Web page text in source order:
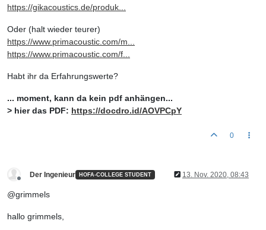
https://gikacoustics.de/produk...
Oder (halt wieder teurer)
https://www.primacoustic.com/m...
https://www.primacoustic.com/f...
Habt ihr da Erfahrungswerte?
... moment, kann da kein pdf anhängen...
> hier das PDF: https://docdro.id/AOVPCpY
0
Offline
Der Ingenieur HOFA-COLLEGE STUDENT 13. Nov. 2020, 08:43
@grimmels
hallo grimmels,